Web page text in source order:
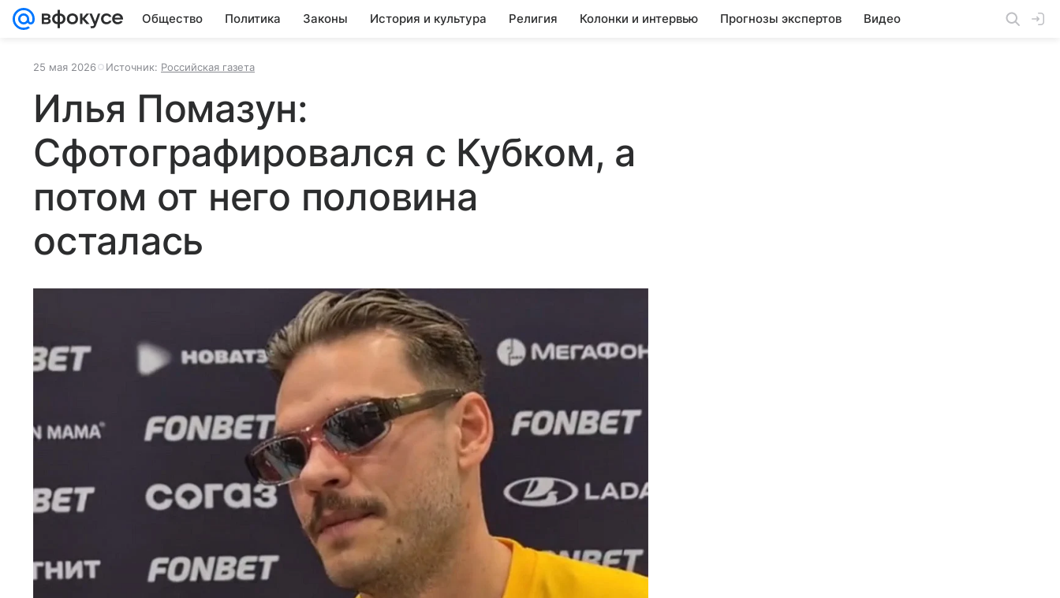
Общество Политика Законы История и культура Религия Колонки и интервью Прогнозы экспертов Видео
25 мая 2026 Источник: Российская газета
Илья Помазун:
Сфотографировался с Кубком, а
потом от него половина
осталась